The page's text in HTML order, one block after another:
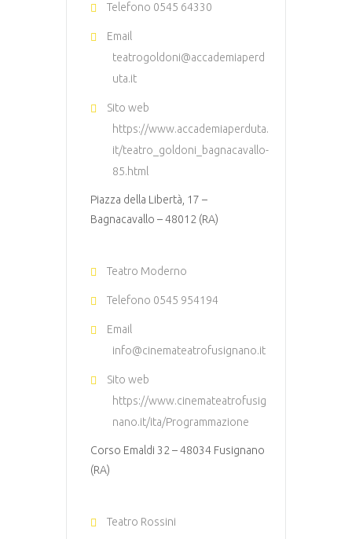
Telefono 0545 64330
Email
teatrogoldoni@accademiaperd
uta.it
Sito web
https://www.accademiaperduta.
it/teatro_goldoni_bagnacavallo-
85.html
Piazza della Libertà, 17 –
Bagnacavallo – 48012 (RA)
Teatro Moderno
Telefono 0545 954194
Email
info@cinemateatrofusignano.it
Sito web
https://www.cinemateatrofusig
nano.it/ita/Programmazione
Corso Emaldi 32 – 48034 Fusignano
(RA)
Teatro Rossini